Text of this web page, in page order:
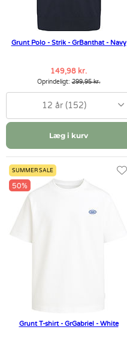
Grunt Polo - Strik - GrBanthat - Navy
149,98 kr.
Oprindeligt:299,95 kr.
12 år (152)
Læg i kurv
SUMMER SALE
50%
Grunt T-shirt - GrGabriel - White